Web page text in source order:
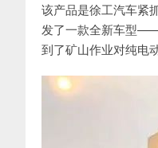
该产品是徐工汽车紧
发了一款全新车型
到了矿山作业对纯电